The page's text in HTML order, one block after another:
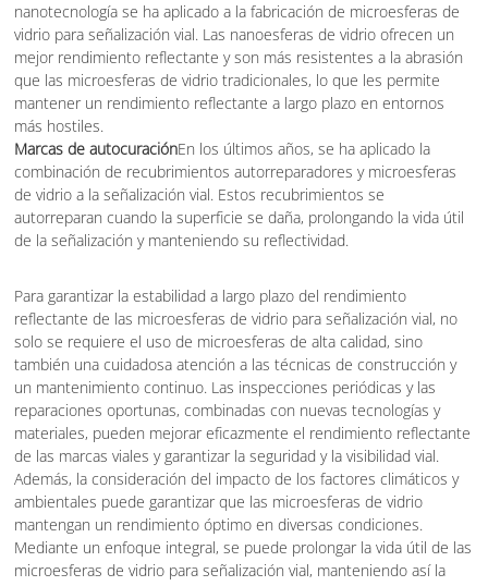
nanotecnología se ha aplicado a la fabricación de microesferas de
vidrio para señalización vial. Las nanoesferas de vidrio ofrecen un
mejor rendimiento reflectante y son más resistentes a la abrasión
que las microesferas de vidrio tradicionales, lo que les permite
mantener un rendimiento reflectante a largo plazo en entornos
más hostiles.
Marcas de autocuraciónEn los últimos años, se ha aplicado la
combinación de recubrimientos autorreparadores y microesferas
de vidrio a la señalización vial. Estos recubrimientos se
autorreparan cuando la superficie se daña, prolongando la vida útil
de la señalización y manteniendo su reflectividad.
Para garantizar la estabilidad a largo plazo del rendimiento
reflectante de las microesferas de vidrio para señalización vial, no
solo se requiere el uso de microesferas de alta calidad, sino
también una cuidadosa atención a las técnicas de construcción y
un mantenimiento continuo. Las inspecciones periódicas y las
reparaciones oportunas, combinadas con nuevas tecnologías y
materiales, pueden mejorar eficazmente el rendimiento reflectante
de las marcas viales y garantizar la seguridad y la visibilidad vial.
Además, la consideración del impacto de los factores climáticos y
ambientales puede garantizar que las microesferas de vidrio
mantengan un rendimiento óptimo en diversas condiciones.
Mediante un enfoque integral, se puede prolongar la vida útil de las
microesferas de vidrio para señalización vial, manteniendo así la